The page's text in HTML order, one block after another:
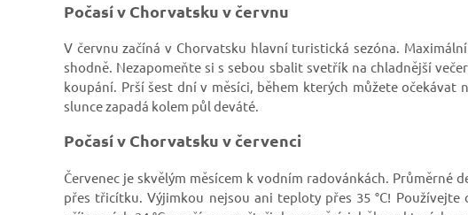
Počasí v Chorvatsku v červnu
V červnu začíná v Chorvatsku hlavní turistická sezóna.
shodně. Nezapomeňte si s sebou sbalit svetřík na chladnější
koupání. Prší šest dní v měsíci, během kterých můžete očekávat
slunce zapadá kolem půl deváté.
Počasí v Chorvatsku v červenci
Červenec je skvělým měsícem k vodním radovánkách. Průměrné
přes třicítku. Výjimkou nejsou ani teploty přes 35 °C!